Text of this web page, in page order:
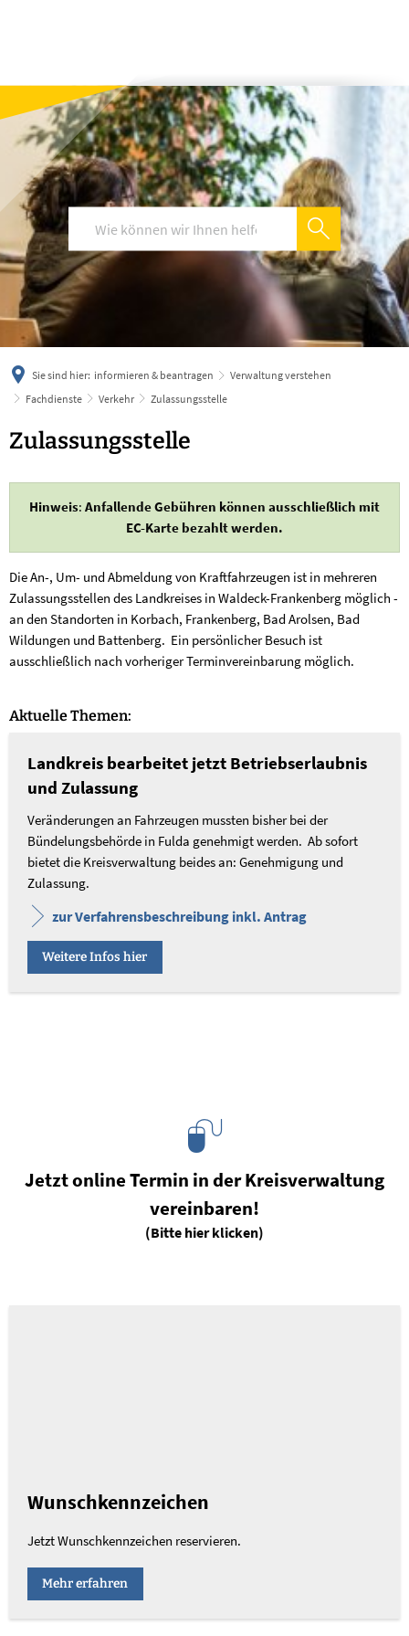
deutsch
Sie sind hier: informieren & beantragen
Verwaltung verstehen
Fachdienste
Verkehr Zulassungsstelle
Zulassungsstelle
Zulassungsstelle
Hinweis: Anfallende Gebühren können ausschließlich mit
EC-Karte bezahlt werden.
Die An-, Um- und Abmeldung von Kraftfahrzeugen ist in mehreren
Zulassungsstellen des Landkreises in Waldeck-Frankenberg möglich -
an den Standorten in Korbach, Frankenberg, Bad Arolsen, Bad
Wildungen und Battenberg. Ein persönlicher Besuch ist
ausschließlich nach vorheriger Terminvereinbarung möglich.
Aktuelle Themen:
Landkreis bearbeitet jetzt Betriebserlaubnis
und Zulassung
Veränderungen an Fahrzeugen mussten bisher bei der
Bündelungsbehörde in Fulda genehmigt werden. Ab sofort
bietet die Kreisverwaltung beides an: Genehmigung und
Zulassung.
zur Verfahrensbeschreibung inkl. Antrag
Weitere Infos hier
Jetzt online Termin in der Kreisverwaltung
vereinbaren!
(Bitte hier klicken)
Wunschkennzeichen
Jetzt Wunschkennzeichen reservieren.
Mehr erfahren